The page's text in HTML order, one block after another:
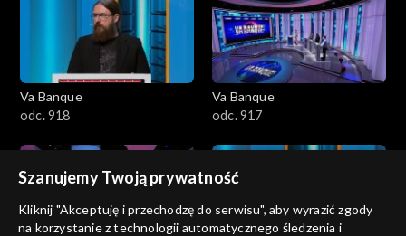
Va Banque
odc. 918
Va Banque
odc. 917
Szanujemy Twoją prywatność
Kliknij "Akceptuję i przechodzę do serwisu", aby wyrazić zgody
na korzystanie z technologii automatycznego śledzenia i